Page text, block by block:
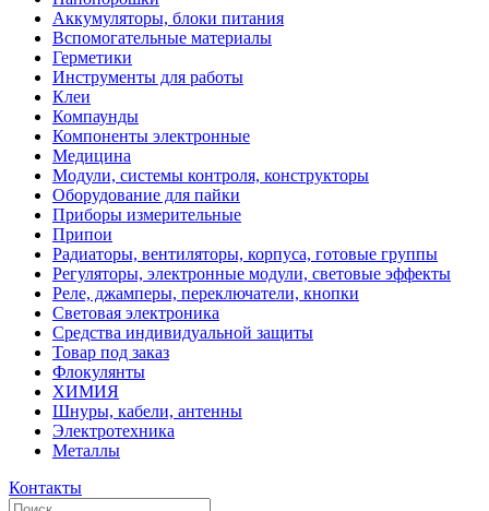
Аккумуляторы, блоки питания
Вспомогательные материалы
Герметики
Инструменты для работы
Клеи
Компаунды
Компоненты электронные
Медицина
Модули, системы контроля, конструкторы
Оборудование для пайки
Приборы измерительные
Припои
Радиаторы, вентиляторы, корпуса, готовые группы
Регуляторы, электронные модули, световые эффекты
Реле, джамперы, переключатели, кнопки
Световая электроника
Средства индивидуальной защиты
Товар под заказ
Флокулянты
ХИМИЯ
Шнуры, кабели, антенны
Электротехника
Металлы
Контакты